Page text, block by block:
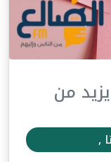
من
,